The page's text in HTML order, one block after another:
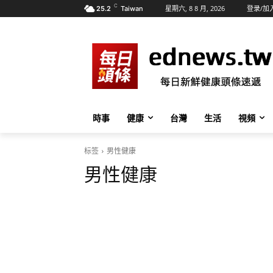
25.2 C Taiwan 星期六, 8 8 月, 2026 登录/加
時事 健康 台灣 生活 視頻
标签 男性健康
男性健康